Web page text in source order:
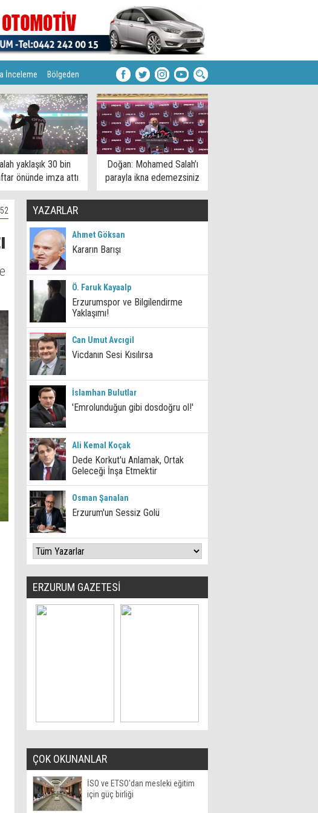
İnceleme Bölgeden
yaklaşık 30 bin
önünde imza attı
Doğan: Mohamed Salah’ı
parayla ikna edemezsiniz
YAZARLAR
Ahmet Göksan
Kararın Barışı
Ö. Faruk Kayaalp
Erzurumspor ve Bilgilendirme
Yaklaşımı!
Can Umut Avcıgil
Vicdanın Sesi Kısılırsa
İslamhan Bulutlar
'Emrolunduğun gibi dosdoğru ol!'
Ali Kemal Koçak
Dede Korkut'u Anlamak, Ortak
Geleceği İnşa Etmektir
Osman Şanalan
Erzurum'un Sessiz Golü
ERZURUM GAZETESİ
ÇOK OKUNANLAR
İSO ve ETSO'dan mesleki eğitim
için güç birliği